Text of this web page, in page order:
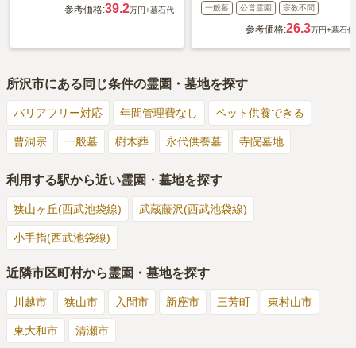
参考価格:39.2万円+墓石代 一般墓 公営霊園 宗教不問
参考価格:26.3万円+墓石代
所沢市にある同じ条件の霊園・墓地を探す
バリアフリー対応 年間管理費なし ペット供養できる
曹洞宗 一般墓 樹木葬 永代供養墓 寺院墓地
利用する駅から近い霊園・墓地を探す
狭山ヶ丘(西武池袋線) 武蔵藤沢(西武池袋線)
小手指(西武池袋線)
近隣市区町村から霊園・墓地を探す
川越市 狭山市 入間市 新座市 三芳町 東村山市
東大和市 清瀬市